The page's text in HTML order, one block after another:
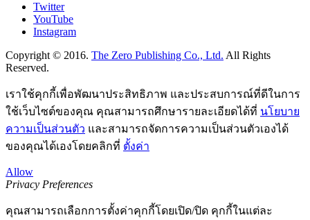
Twitter
YouTube
Instagram
Copyright © 2016. The Zero Publishing Co., Ltd. All Rights
Reserved.
เราใช้คุกกี้เพื่อพัฒนาประสิทธิภาพ และประสบการณ์ที่ดีในการ
ใช้เว็บไซต์ของคุณ คุณสามารถศึกษารายละเอียดได้ที่ นโยบาย
ความเป็นส่วนตัว และสามารถจัดการความเป็นส่วนตัวเองได้
ของคุณได้เองโดยคลิกที่ ตั้งค่า
Allow
Privacy Preferences
คุณสามารถเลือกการตั้งค่าคุกกี้โดยเปิด/ปิด คุกกี้ในแต่ละ